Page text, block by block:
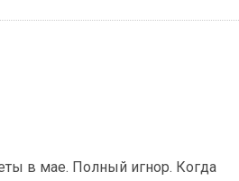
в мае. Полный игнор. Когда